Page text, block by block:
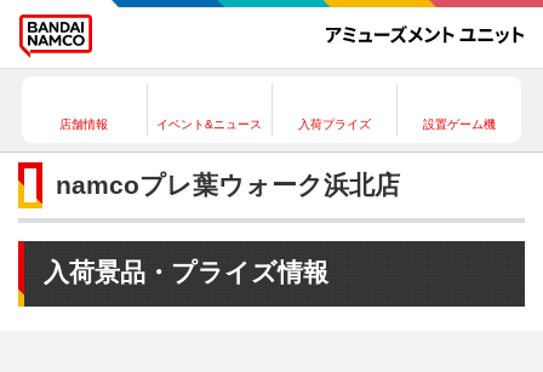
店舗情報 イベント&ニュース 入荷プライズ 設置ゲーム機
namcoプレ葉ウォーク浜北店
入荷景品・プライズ情報